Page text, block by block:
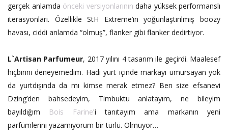
gerçek anlamda önceki versiyonlarının daha yüksek performanslı
iterasyonları. Özellikle StH Extreme’in yoğunlaştırılmış boozy
havası, ciddi anlamda “olmuş”, flanker gibi flanker dedirtiyor.
L`Artisan Parfumeur, 2017 yılını 4 tasarım ile geçirdi. Maalesef
hiçbirini deneyemedim. Hadi yurt içinde markayı umursayan yok
da yurtdışında da mı kimse merak etmez? Ben size efsanevi
Dzing’den bahsedeyim, Timbuktu anlatayım, ne bileyim
bayıldığım Bois Farine'i tanıtayım ama markanın yeni
parfümlerini yazamıyorum bir türlü. Olmuyor…